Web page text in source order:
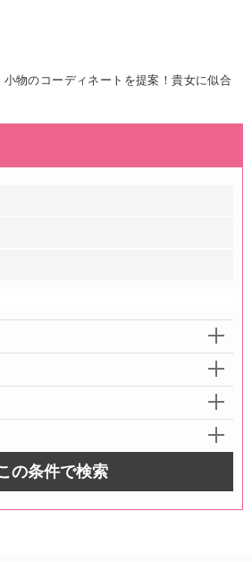
物のコーディネートを提案！貴女に似合
の条件で検索